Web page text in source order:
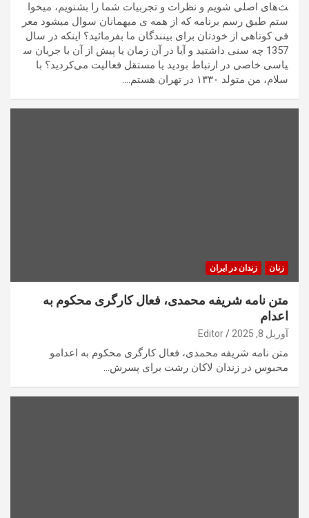
ث‌های اصلی شویم و نظرات و تجربیات شما را بشنویم، میخوا
ستم طبق رسم برنامه که از همه ی میهمانان سوال میشود معر
فی کوتاهی از خودتان برای بینندگان ما بفرمائید؟ اینکه در سال
1357 چه سنی داشتید و آیا در آن زمان یا پیش از آن با جریان س
یاسی خاصی در ارتباط بودید یا مستقل فعالیت می‌کردید؟ با
سلام، من متولد ۱۳۳۰ در تهران هستم.…
زنان زندان در ایران
متن نامه شریفه محمدی، ‌فعال کارگری محکوم به
اعدام
آوریل 8, 2025 Editor
متن نامه شریفه محمدی، ‌فعال کارگری محکوم به اعدامو
محبوس در زندان لاکان رشت برای پسرش…